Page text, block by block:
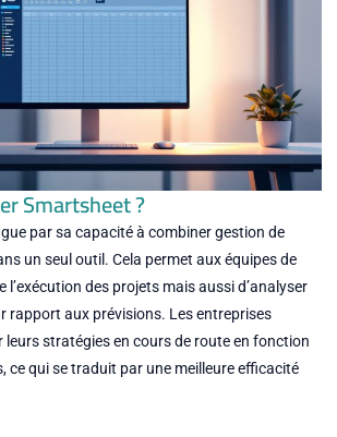
Smartsheet ?
par sa capacité à combiner gestion de
un seul outil. Cela permet aux équipes de
l’exécution des projets mais aussi d’analyser
rapport aux prévisions. Les entreprises
leurs stratégies en cours de route en fonction
ce qui se traduit par une meilleure efficacité